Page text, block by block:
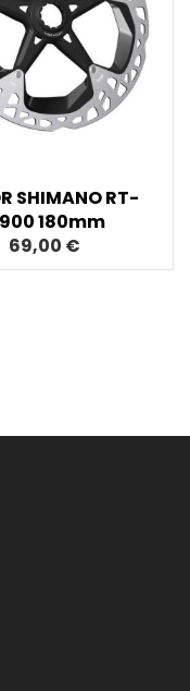
SHIMANO RT-
180mm
69,00 €